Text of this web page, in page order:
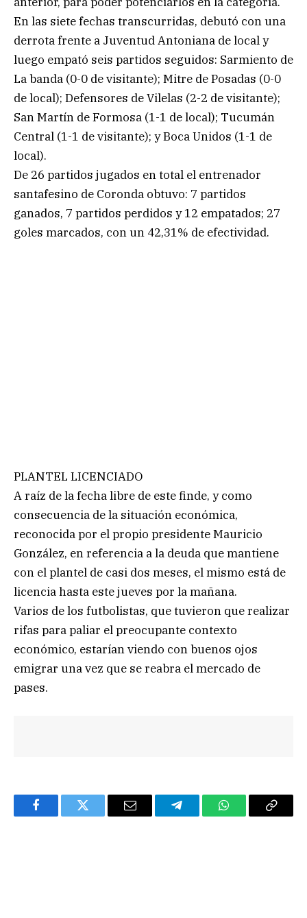
En las siete fechas transcurridas, debutó con una
derrota frente a Juventud Antoniana de local y
luego empató seis partidos seguidos: Sarmiento de
La banda (0-0 de visitante); Mitre de Posadas (0-0
de local); Defensores de Vilelas (2-2 de visitante);
San Martín de Formosa (1-1 de local); Tucumán
Central (1-1 de visitante); y Boca Unidos (1-1 de
local).
De 26 partidos jugados en total el entrenador
santafesino de Coronda obtuvo: 7 partidos
ganados, 7 partidos perdidos y 12 empatados; 27
goles marcados, con un 42,31% de efectividad.
PLANTEL LICENCIADO
A raíz de la fecha libre de este finde, y como
consecuencia de la situación económica,
reconocida por el propio presidente Mauricio
González, en referencia a la deuda que mantiene
con el plantel de casi dos meses, el mismo está de
licencia hasta este jueves por la mañana.
Varios de los futbolistas, que tuvieron que realizar
rifas para paliar el preocupante contexto
económico, estarían viendo con buenos ojos
emigrar una vez que se reabra el mercado de
pases.
FacebookTwitter Email TelegramWhatsAppCopy